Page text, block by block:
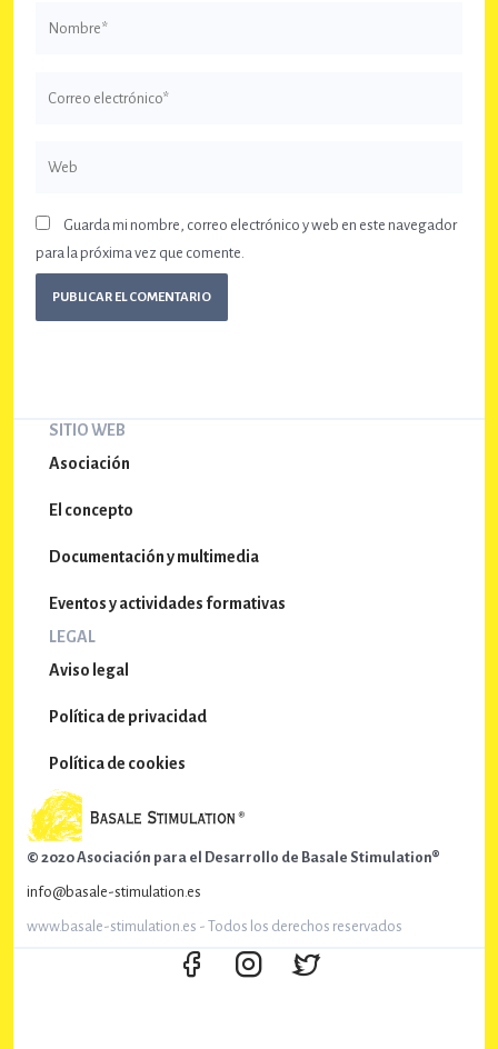
Guarda mi nombre, correo electrónico y web en este navegador
para la próxima vez que comente.
SITIO WEB
Asociación
El concepto
Documentación y multimedia
Eventos y actividades formativas
LEGAL
Aviso legal
Política de privacidad
Política de cookies
© 2020 Asociación para el Desarrollo de Basale Stimulation®
info@basale-stimulation.es
www.basale-stimulation.es - Todos los derechos reservados